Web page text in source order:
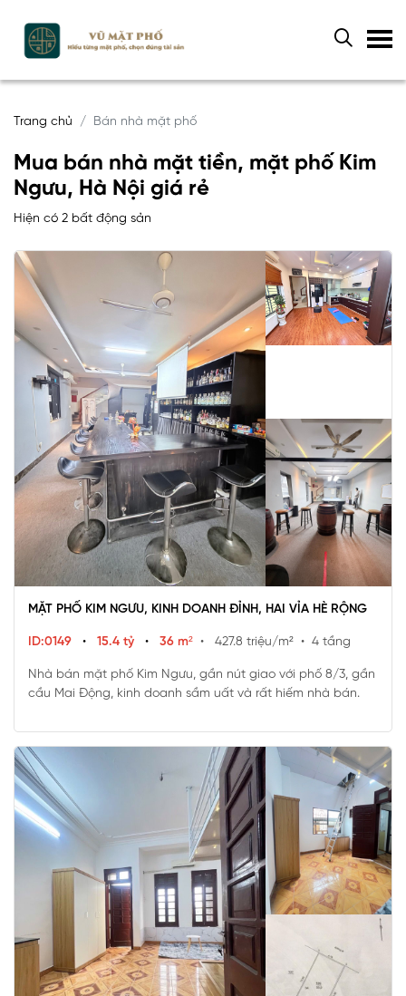
Trang chủ Bán nhà mặt phố
Mua bán nhà mặt tiền, mặt phố Kim
Ngưu, Hà Nội giá rẻ
Hiện có 2 bất động sản
MẶT PHỐ KIM NGƯU, KINH DOANH ĐỈNH, HAI VỈA HÈ RỘNG
ID:0149 • 15.4 tỷ • 36 m² • 427.8 triệu/m² • 4 tầng
Nhà bán mặt phố Kim Ngưu, gần nút giao với phố 8/3, gần
cầu Mai Động, kinh doanh sầm uất và rất hiếm nhà bán.